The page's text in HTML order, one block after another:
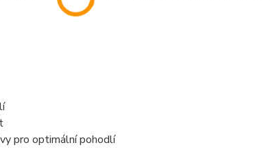
pro optimální pohodlí